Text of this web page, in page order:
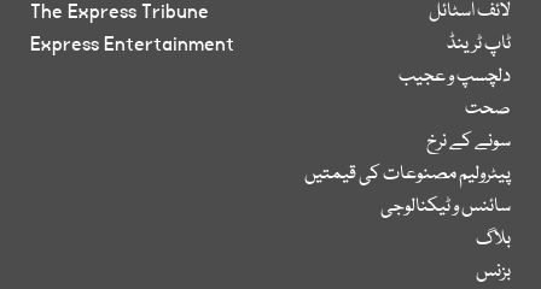
لائف اسٹائل
ٹاپ ٹرینڈ
دلچسپ و عجیب
صحت
سونے کے نرخ
پیٹرولیم مصنوعات کی قیمتیں
سائنس و ٹیکنالوجی
بلاگ
بزنس
The Express Tribune
Express Entertainment